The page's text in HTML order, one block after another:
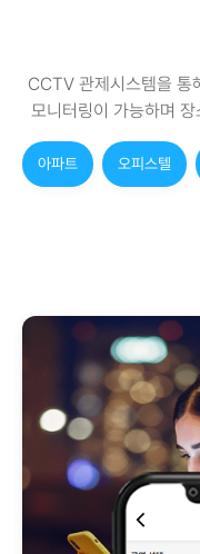
CCTV 관제시스템을 통
모니터링이 가능하며
아파트 오피스텔